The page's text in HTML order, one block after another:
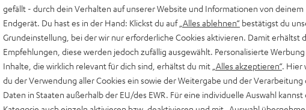
MOTIV®
Stil trifft Sound
Mehr entdecken
gefällt - durch dein Verhalten auf unserer Website und Informationen von deinem
Endgerät. Du hast es in der Hand: Klickst du auf „Alles ablehnen“ bestätigst du
Grundeinstellung, bei der wir nur erforderliche Cookies aktivieren. Damit erhältst
Empfehlungen, diese werden jedoch zufällig ausgewählt. Personalisierte
Inhalte, die wirklich relevant für dich sind, erhältst du mit „Alles akzeptieren“. Hier
du der Verwendung aller Cookies ein sowie der Weitergabe und der Verarbeitung
Daten in Staaten außerhalb der EU/des EWR. Für eine individuelle Auswahl kannst